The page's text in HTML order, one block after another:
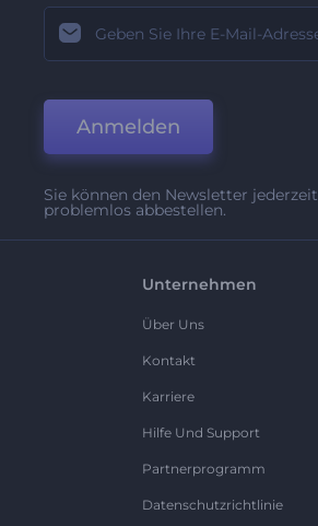
Anmelden
Sie können den Newsletter jederzeit
problemlos abbestellen.
Unternehmen
Über Uns
Kontakt
Karriere
Hilfe Und Support
Partnerprogramm
Datenschutzrichtlinie